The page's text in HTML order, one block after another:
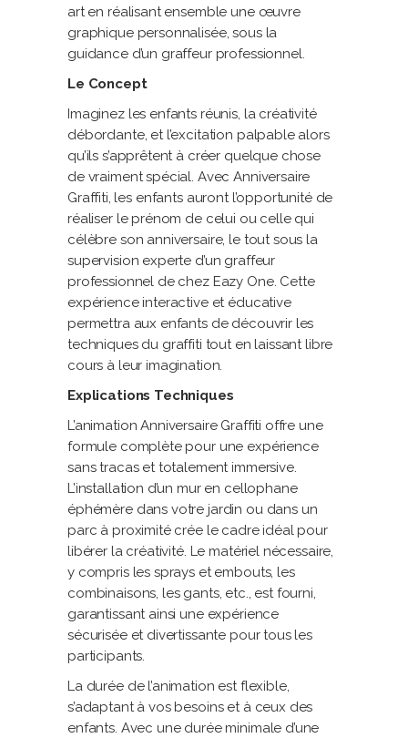
art en réalisant ensemble une œuvre
graphique personnalisée, sous la
guidance d’un graffeur professionnel.
Le Concept
Imaginez les enfants réunis, la créativité
débordante, et l’excitation palpable alors
qu’ils s’apprêtent à créer quelque chose
de vraiment spécial. Avec Anniversaire
Graffiti, les enfants auront l’opportunité de
réaliser le prénom de celui ou celle qui
célèbre son anniversaire, le tout sous la
supervision experte d’un graffeur
professionnel de chez Eazy One. Cette
expérience interactive et éducative
permettra aux enfants de découvrir les
techniques du graffiti tout en laissant libre
cours à leur imagination.
Explications Techniques
L’animation Anniversaire Graffiti offre une
formule complète pour une expérience
sans tracas et totalement immersive.
L’installation d’un mur en cellophane
éphémère dans votre jardin ou dans un
parc à proximité crée le cadre idéal pour
libérer la créativité. Le matériel nécessaire,
y compris les sprays et embouts, les
combinaisons, les gants, etc., est fourni,
garantissant ainsi une expérience
sécurisée et divertissante pour tous les
participants.
La durée de l’animation est flexible,
s’adaptant à vos besoins et à ceux des
enfants. Avec une durée minimale d’une